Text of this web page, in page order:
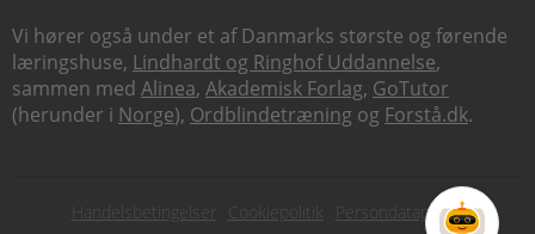
Vi hører også under et af Danmarks største og førende
læringshuse, Lindhardt og Ringhof Uddannelse,
sammen med Alinea, Akademisk Forlag, GoTutor
(herunder i Norge), Ordblindetræning og Forstå.dk.
Subfooter
Handelsbetingelser Cookiepolitik Persondatapolitik